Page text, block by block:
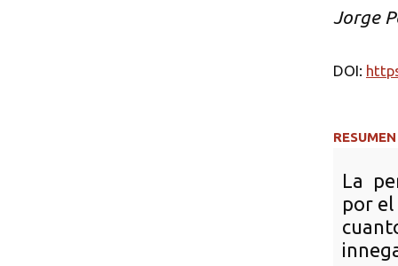
Jorge
DOI:
RESUMEN
La
por